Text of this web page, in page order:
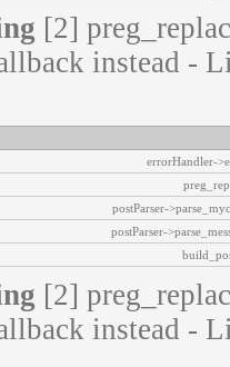
[2]
instead -
errorHandler-
postParser-
postParser-
[2]
instead -